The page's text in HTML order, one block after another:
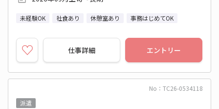
未経験OK 社食あり 休憩室あり 事務はじめてOK
仕事詳細 エントリー
No：TC26-0534118
派遣